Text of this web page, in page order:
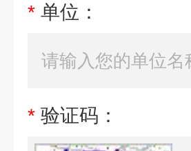
* 单位：
* 验证码：